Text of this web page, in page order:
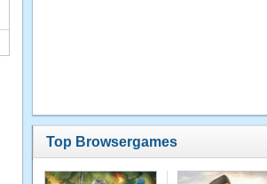
Top Browsergames